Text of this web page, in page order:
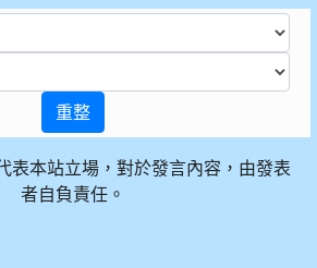
重整
表本站立場，對於發言內容，由發表
者自負責任。